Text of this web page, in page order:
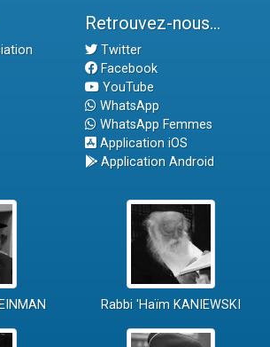
Retrouvez-nous...
Twitter
Facebook
YouTube
WhatsApp
WhatsApp Femmes
Application iOS
Application Android
Rabbi 'Haïm KANIEWSKI